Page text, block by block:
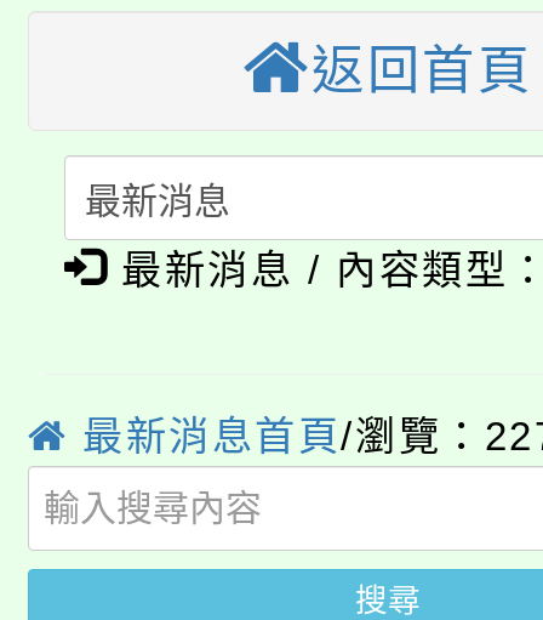
半價優惠，詳情可洽有
者。
份教師增能研習
大溪自造教育及科技
份教師研習
淨零綠生活教案入校路
會
115年食農教育專業人
程
「本色祭」8/29、30在
場熱烈登場!
8/21下午1時於龍潭區
局官網。
開!
115年桃園市運動會8/
田徑場及游泳池舉行。
桃園市低收入戶享有免
視費優惠，中低收入戶
大園自造教育及科技中
返回首頁
最新消息 / 內容類型
最新消息首頁/瀏覽：
搜尋